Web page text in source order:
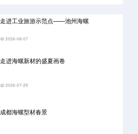
走进工业旅游示范点——池州海螺
2026-08-07
走进海螺新材的盛夏画卷
2026-07-29
成都海螺型材春景